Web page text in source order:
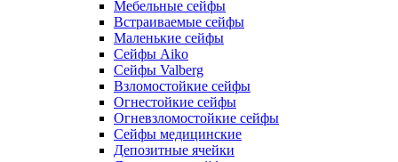
Мебельные сейфы
Встраиваемые сейфы
Маленькие сейфы
Сейфы Aiko
Сейфы Valberg
Взломостойкие сейфы
Огнестойкие сейфы
Огневзломостойкие сейфы
Сейфы медицинские
Депозитные ячейки